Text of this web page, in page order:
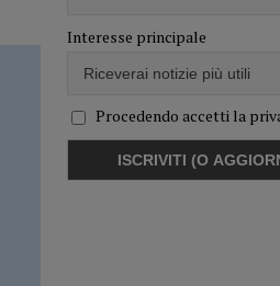
Interesse principale
Procedendo accetti la